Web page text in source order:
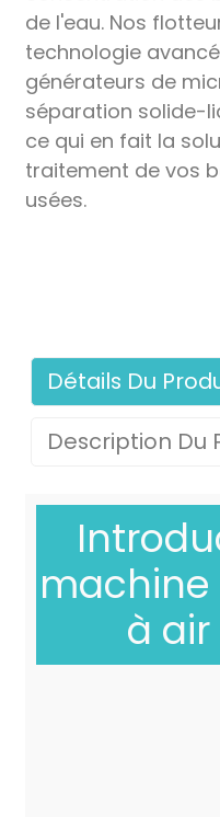
de l'eau. Nos
technologie
générateurs de
séparation solide-
ce qui en fait la
traitement de vos
usées.
Détails Du
Description Du
à